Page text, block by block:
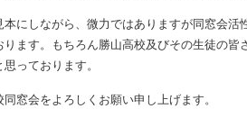
にしながら、微力ではありますが同窓会活
ます。もちろん勝山高校及びその生徒の皆
っております。
窓会をよろしくお願い申し上げます。